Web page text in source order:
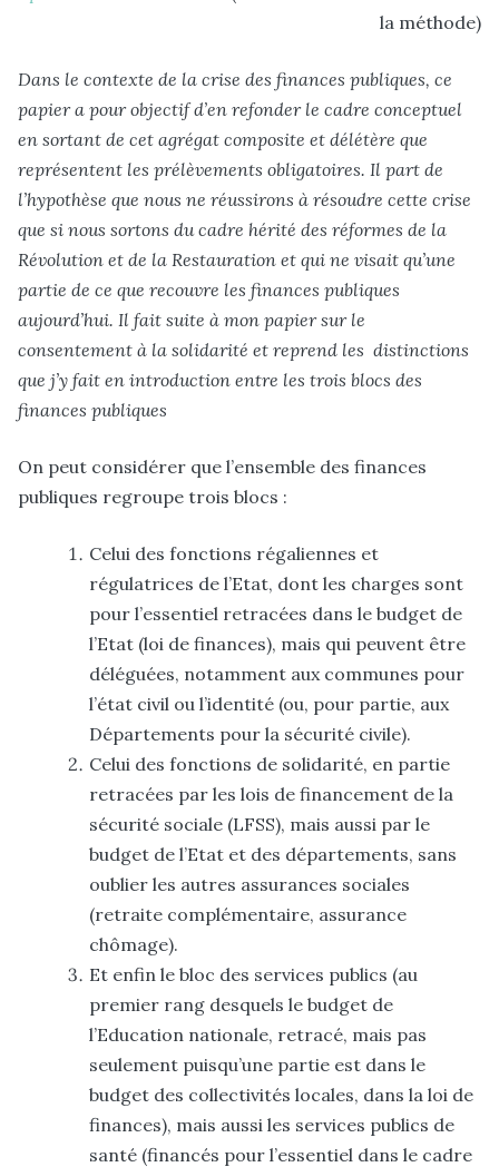
la méthode)
Dans le contexte de la crise des finances publiques, ce
papier a pour objectif d’en refonder le cadre conceptuel
en sortant de cet agrégat composite et délétère que
représentent les prélèvements obligatoires. Il part de
l’hypothèse que nous ne réussirons à résoudre cette crise
que si nous sortons du cadre hérité des réformes de la
Révolution et de la Restauration et qui ne visait qu’une
partie de ce que recouvre les finances publiques
aujourd’hui. Il fait suite à mon papier sur le
consentement à la solidarité et reprend les distinctions
que j’y fait en introduction entre les trois blocs des
finances publiques
On peut considérer que l’ensemble des finances
publiques regroupe trois blocs :
Celui des fonctions régaliennes et
régulatrices de l’Etat, dont les charges sont
pour l’essentiel retracées dans le budget de
l’Etat (loi de finances), mais qui peuvent être
déléguées, notamment aux communes pour
l’état civil ou l’identité (ou, pour partie, aux
Départements pour la sécurité civile).
Celui des fonctions de solidarité, en partie
retracées par les lois de financement de la
sécurité sociale (LFSS), mais aussi par le
budget de l’Etat et des départements, sans
oublier les autres assurances sociales
(retraite complémentaire, assurance
chômage).
Et enfin le bloc des services publics (au
premier rang desquels le budget de
l’Education nationale, retracé, mais pas
seulement puisqu’une partie est dans le
budget des collectivités locales, dans la loi de
finances), mais aussi les services publics de
santé (financés pour l’essentiel dans le cadre